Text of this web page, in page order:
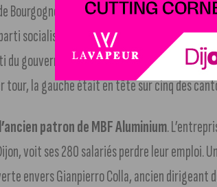
Bourgogne. Concernant la région, quatre
socialiste et en alliance avec les verts,
gouvernement Denis Thuriot. Pour les
tour, la gauche était en tête sur cinq des
patron de MBF Aluminium.
voit ses 280 salariés perdre leur emploi.
envers Gianpierro Colla, ancien dirigeant